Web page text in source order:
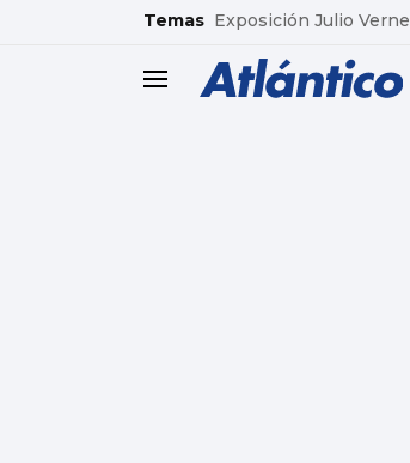
common.go-to-content
Temas Exposición Julio Verne
header.menu.open